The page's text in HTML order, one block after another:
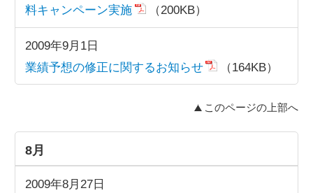
料キャンペーン実施
（200KB）
2009年9月1日
業績予想の修正に関するお知らせ
（164KB）
このページの上部へ
8月
2009年8月27日